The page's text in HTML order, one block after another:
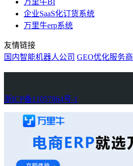
万里牛BI
企业SaaS化订货系统
万里牛erp系统
友情链接
国内智能机器人公司 GEO优化服务商
浙ICP备11057864号-1